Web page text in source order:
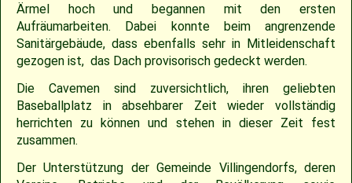
Ärmel hoch und begannen mit den ersten
Aufräumarbeiten. Dabei konnte beim angrenzende
Sanitärgebäude, dass ebenfalls sehr in Mitleidenschaft
gezogen ist, das Dach provisorisch gedeckt werden.
Die Cavemen sind zuversichtlich, ihren geliebten
Baseballplatz in absehbarer Zeit wieder vollständig
herrichten zu können und stehen in dieser Zeit fest
zusammen.
Der Unterstützung der Gemeinde Villingendorfs, deren
2009
2007
Saison 2010
Saison 2009